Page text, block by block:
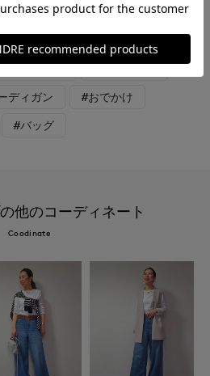
#パンツ #通勤・仕事
きいサイズ #カジュアル
ディガン #おでかけ
#バッグ
他のコーディネート
Coodinate